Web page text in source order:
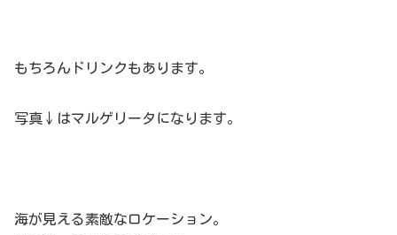
もちろんドリンクもあります。
写真↓はマルゲリータになります。
海が見える素敵なロケーション。